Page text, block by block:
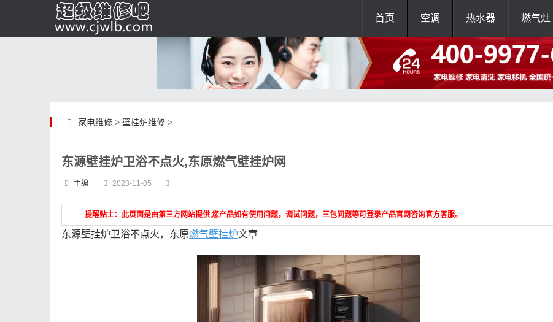
首页 空调 热水器 燃气灶
家电维修> 壁挂炉维修>
东源壁挂炉卫浴不点火,东原燃气壁挂炉网
主编 2023-11-05
提醒贴士：此页面是由第三方网站提供,您产品如有使用问题，调试问题，三包问题等可登录产品官网咨询官方客服。
东源壁挂炉卫浴不点火，东原燃气壁挂炉文章